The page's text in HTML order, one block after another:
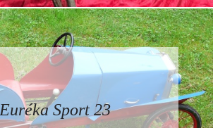
Euréka Sport 23